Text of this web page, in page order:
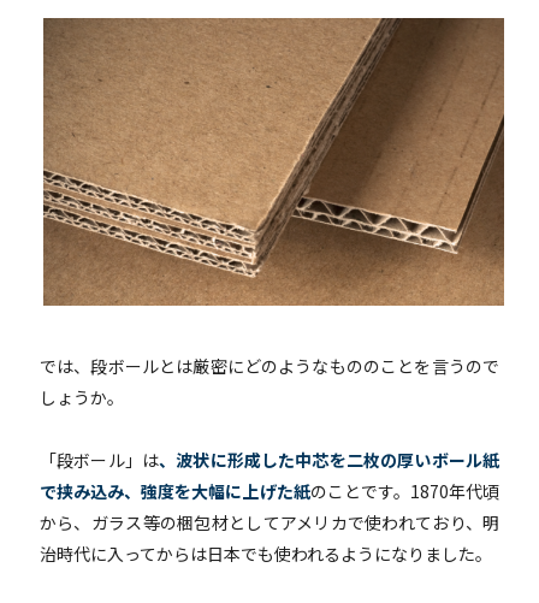
では、段ボールとは厳密にどのようなもののことを言うので
しょうか。
「段ボール」は、波状に形成した中芯を二枚の厚いボール紙
で挟み込み、強度を大幅に上げた紙のことです。 1870年代頃
から、ガラス等の梱包材としてアメリカで使われており、明
治時代に入ってからは日本でも使われるようになりました。